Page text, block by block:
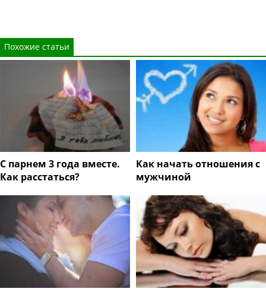
Похожие статьи
С парнем 3 года вместе.
Как расстаться?
Как начать отношения с
мужчиной